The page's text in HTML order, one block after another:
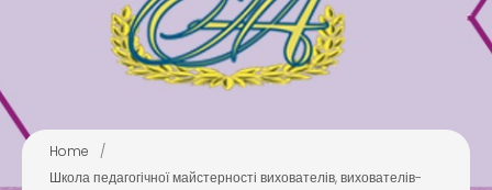
Pool
Play is Our Brain’s Favorite
Way
Kiddie
Home
/
Школа педагогічної майстерності вихователів, вихователів-